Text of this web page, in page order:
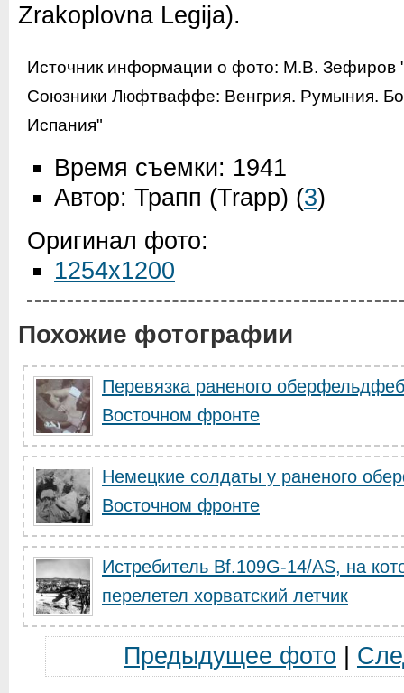
Zrakoplovna Legija).
Источник информации о фото: М.В. Зефиров
Союзники Люфтваффе: Венгрия. Румыния.
Испания"
Время съемки: 1941
Автор: Трапп (Trapp) (3)
Оригинал фото:
1254x1200
Похожие фотографии
Перевязка раненого
Восточном фронте
Немецкие солдаты у раненого
Восточном фронте
Истребитель Bf.109G-14/AS, на
перелетел хорватский летчик
Предыдущее фото